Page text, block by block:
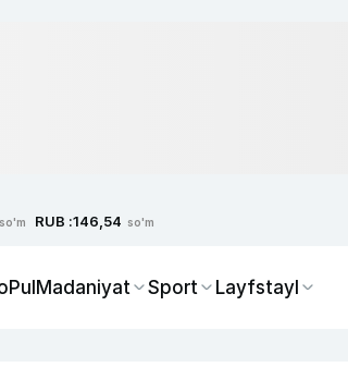
so'm RUB :146,54 so'm
PulMadaniyat Sport Layfstayl